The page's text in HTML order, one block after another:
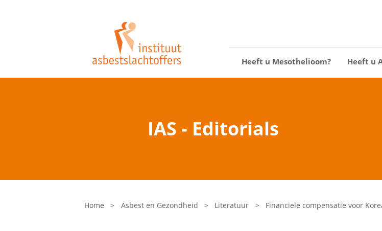
Heeft u Mesothelioom? Heeft u
IAS - Editorials
Home > Asbest en Gezondheid > Literatuur > Financiele compensatie voor